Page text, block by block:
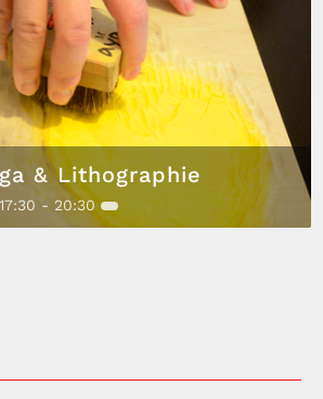
& Lithographie
- 20:30